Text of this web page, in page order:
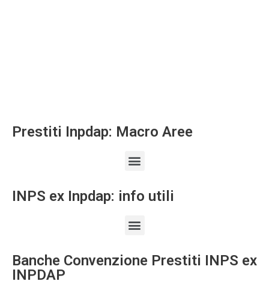
Prestiti Inpdap: Macro Aree
INPS ex Inpdap: info utili
Banche Convenzione Prestiti INPS ex
INPDAP